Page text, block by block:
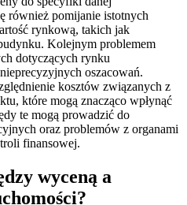
również pomijanie istotnych
rynkową, takich jak
Kolejnym problemem
dotyczących rynku
oszacowań.
kosztów związanych z
które mogą znacząco wpłynąć
te mogą prowadzić do
oraz problemów z organami
finansowej.
wyceną a